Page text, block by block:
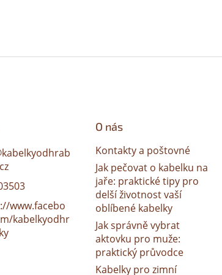
kabelkyodhrab
www.facebo
kabelkyodhr
O nás
Kontakty a poštovné
Jak pečovat o kabelku na
jaře: praktické tipy pro
delší životnost vaší
oblíbené kabelky
Jak správně vybrat
aktovku pro muže:
praktický průvodce
Kabelky pro zimní